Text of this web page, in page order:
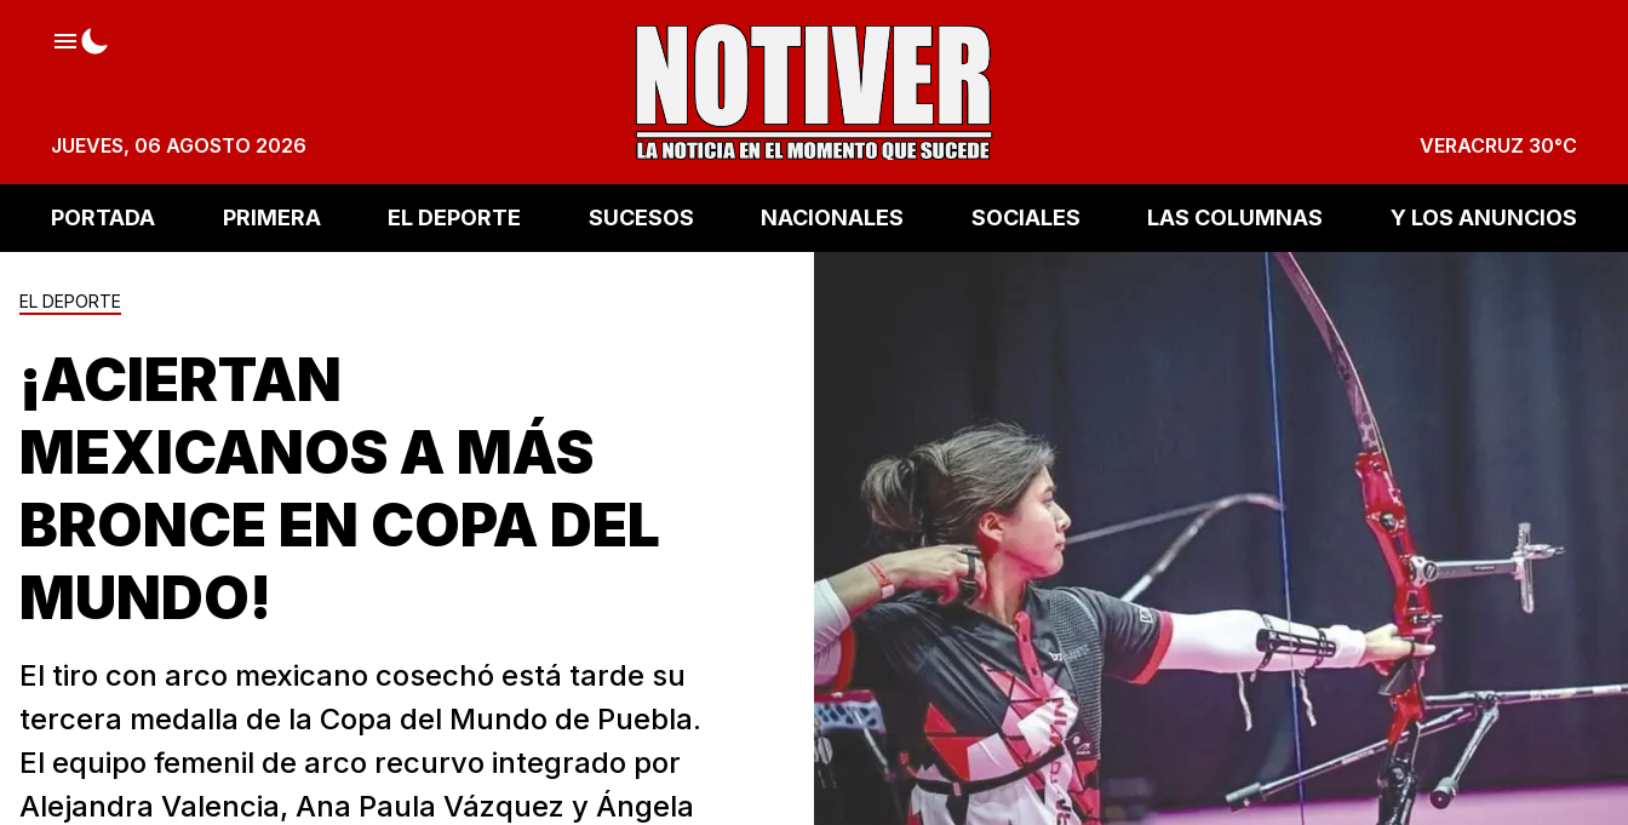
JUEVES, 06 AGOSTO 2026 VERACRUZ 30°C
PORTADA PRIMERA EL DEPORTE SUCESOS NACIONALES SOCIALES LAS COLUMNAS Y LOS ANUNCIOS
EL DEPORTE
¡ACIERTAN
MEXICANOS A MÁS
BRONCE EN COPA DEL
MUNDO!
El tiro con arco mexicano cosechó está tarde su
tercera medalla de la Copa del Mundo de Puebla.
El equipo femenil de arco recurvo integrado por
Alejandra Valencia, Ana Paula Vázquez y Ángela